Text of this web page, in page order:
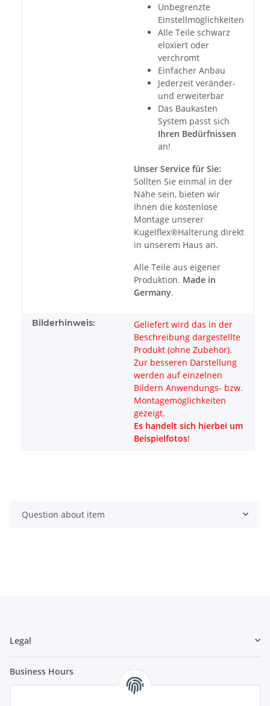
Unbegrenzte
Einstellmöglichkeiten
Alle Teile schwarz
eloxiert oder
verchromt
Einfacher Anbau
Jederzeit veränder-
und erweiterbar
Das Baukasten
System passt sich
Ihren Bedürfnissen
an!
Unser Service für Sie:
Sollten Sie einmal in der
Nähe sein, bieten wir
Ihnen die kostenlose
Montage unserer
Kugelflex®Halterung direkt
in unserem Haus an.
Alle Teile aus eigener
Produktion. Made in
Germany.
Bilderhinweis:
Geliefert wird das in der
Beschreibung dargestellte
Produkt (ohne Zubehör).
Zur besseren Darstellung
werden auf einzelnen
Bildern Anwendungs- bzw.
Montagemöglichkeiten
gezeigt.
Es handelt sich hierbei um
Beispielfotos!
Question about item
Legal
Business Hours
Our company will be closed from 22.12.2023 up to and